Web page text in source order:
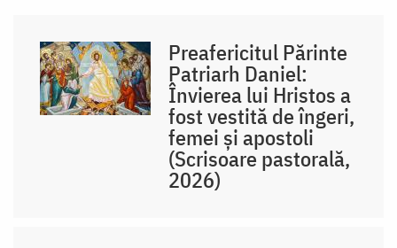
Preafericitul Părinte
Patriarh Daniel:
Învierea lui Hristos a
fost vestită de îngeri,
femei și apostoli
(Scrisoare pastorală,
2026)